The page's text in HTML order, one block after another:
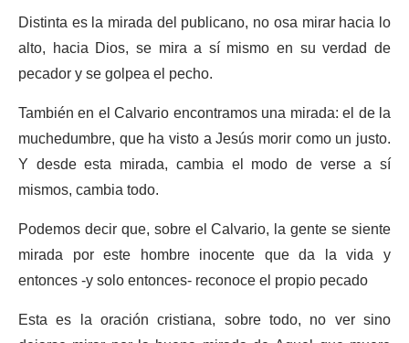
Distinta es la mirada del publicano, no osa mirar hacia lo
alto, hacia Dios, se mira a sí mismo en su verdad de
pecador y se golpea el pecho.
También en el Calvario encontramos una mirada: el de la
muchedumbre, que ha visto a Jesús morir como un justo.
Y desde esta mirada, cambia el modo de verse a sí
mismos, cambia todo.
Podemos decir que, sobre el Calvario, la gente se siente
mirada por este hombre inocente que da la vida y
entonces -y solo entonces- reconoce el propio pecado
Esta es la oración cristiana, sobre todo, no ver sino